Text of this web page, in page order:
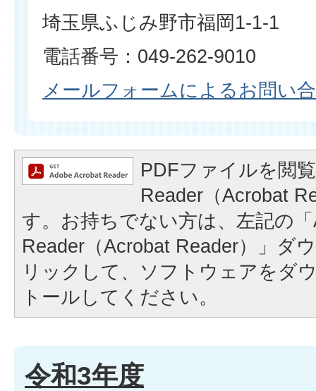
埼玉県ふじみ野市福岡1-1-1
電話番号：049-262-9010
メールフォームによるお問い
PDFファイルを閲
Reader（Acrobat
す。お持ちでない方は、左記の
Reader（Acrobat Reader）」ダ
リックして、ソフトウェアをダ
トールしてください。
令和3年度